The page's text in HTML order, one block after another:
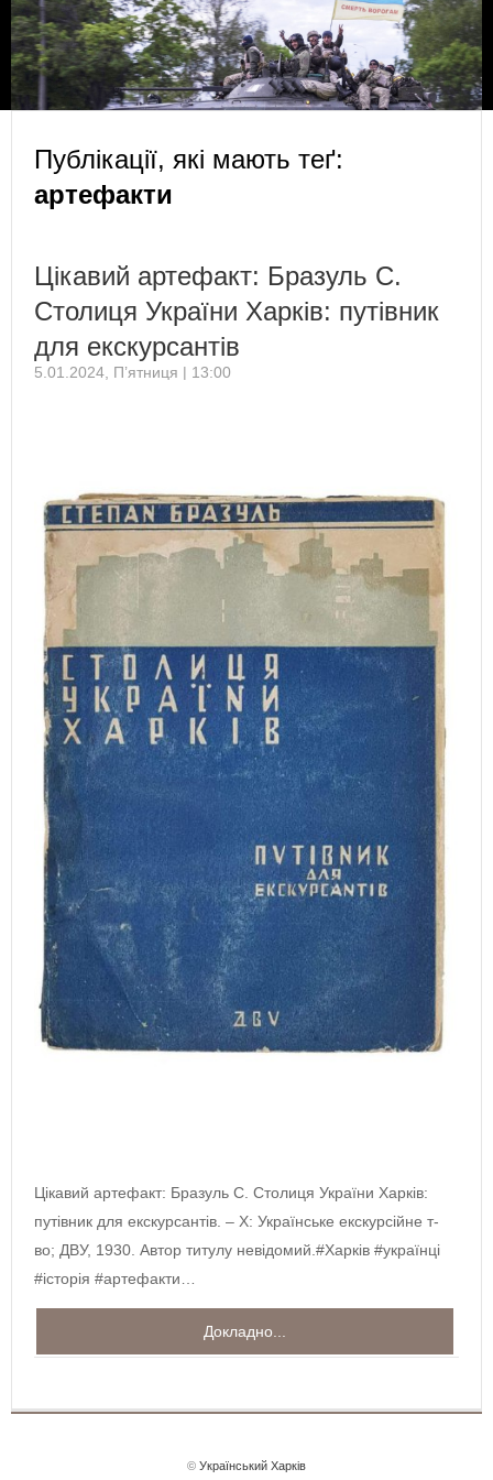
Публікації, які мають теґ:
артефакти
Цікавий артефакт: Бразуль С.
Столиця України Харків: путівник
для екскурсантів
5.01.2024, П’ятниця | 13:00
Цікавий артефакт: Бразуль С. Столиця України Харків:
путівник для екскурсантів. – Х: Українське екскурсійне т-
во; ДВУ, 1930. Автор титулу невідомий.#Харків #українці
#історія #артефакти…
Докладно...
© Український Харків